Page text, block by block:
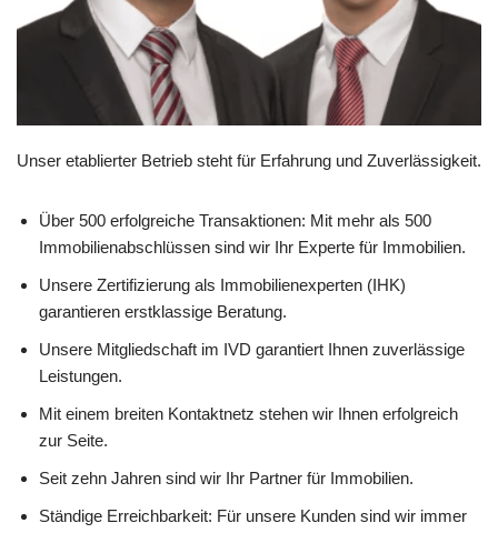
Unser etablierter Betrieb steht für Erfahrung und Zuverlässigkeit.
Über 500 erfolgreiche Transaktionen: Mit mehr als 500
Immobilienabschlüssen sind wir Ihr Experte für Immobilien.
Unsere Zertifizierung als Immobilienexperten (IHK)
garantieren erstklassige Beratung.
Unsere Mitgliedschaft im IVD garantiert Ihnen zuverlässige
Leistungen.
Mit einem breiten Kontaktnetz stehen wir Ihnen erfolgreich
zur Seite.
Seit zehn Jahren sind wir Ihr Partner für Immobilien.
Ständige Erreichbarkeit: Für unsere Kunden sind wir immer